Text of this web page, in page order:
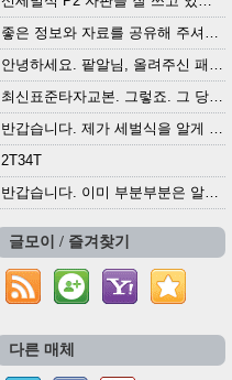
좋은 정보와 자료를 공유해 주셔서 고맙습니다....
안녕하세요. 팥알님, 올려주신 패치 여러모로 감사...
최신표준타자교본. 그렇죠. 그 당시에 최신 표준...
반갑습니다. 제가 세벌식을 알게 되어 세벌식 써...
2T34T
반갑습니다. 이미 부분부분은 알려진 정보들이...
글모이 / 즐겨찾기
다른 매체